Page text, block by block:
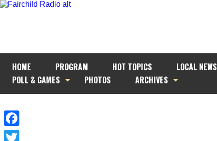
HOME PROGRAM HOT TOPICS
LOCAL NEWS
POLL & GAMES
PHOTOS ARCHIVES
Facebook